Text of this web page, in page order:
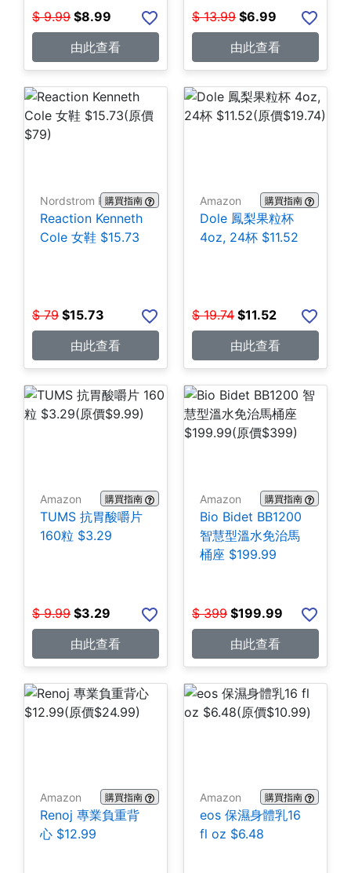
$ 9.99 $8.99
由此查看
$ 13.99 $6.99
由此查看
Nordstrom Rack購買指南
Reaction Kenneth
Cole 女鞋 $15.73
$ 79 $15.73
由此查看
Amazon 購買指南
Dole 鳳梨果粒杯
4oz, 24杯 $11.52
$ 19.74 $11.52
由此查看
Amazon 購買指南
TUMS 抗胃酸嚼片
160粒 $3.29
$ 9.99 $3.29
由此查看
Amazon 購買指南
Bio Bidet BB1200
智慧型溫水免治馬
桶座 $199.99
$ 399 $199.99
由此查看
Amazon 購買指南
Renoj 專業負重背
心 $12.99
Amazon 購買指南
eos 保濕身體乳16
fl oz $6.48